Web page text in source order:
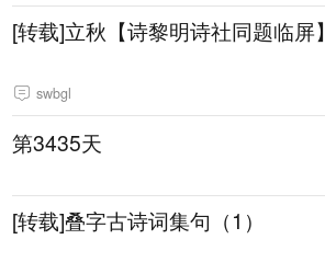
[转载]立秋【诗黎明诗社同题临屏】
swbgl
第3435天
[转载]叠字古诗词集句（1）